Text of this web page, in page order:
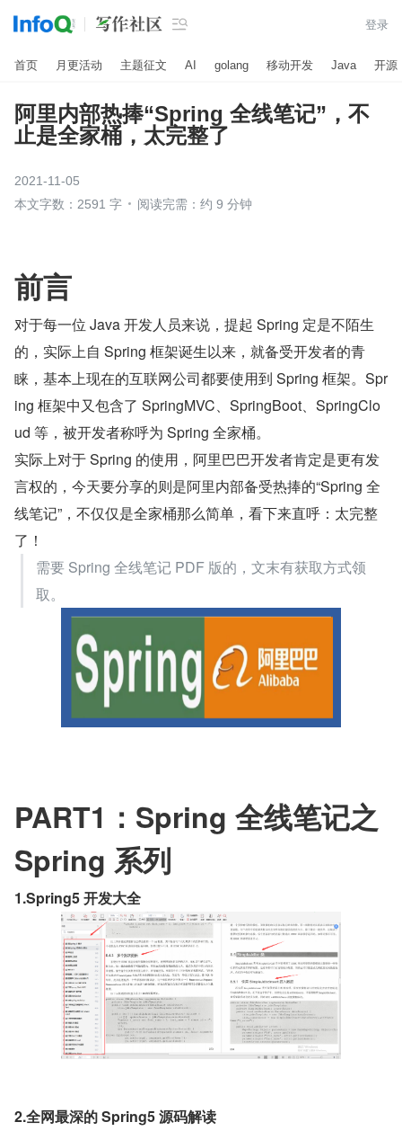
 登录
首页 月更活动 主题征文 AI golang 移动开发 Java 开源
阿里内部热捧“Spring 全线笔记”，不
止是全家桶，太完整了
2021-11-05
本文字数：2591 字
阅读完需：约 9 分钟
前言
对于每一位 Java 开发人员来说，提起 Spring 定是不陌生
的，实际上自 Spring 框架诞生以来，就备受开发者的青
睐，基本上现在的互联网公司都要使用到 Spring 框架。Spr
ing 框架中又包含了 SpringMVC、SpringBoot、SpringClo
ud 等，被开发者称呼为 Spring 全家桶。
实际上对于 Spring 的使用，阿里巴巴开发者肯定是更有发
言权的，今天要分享的则是阿里内部备受热捧的“Spring 全
线笔记”，不仅仅是全家桶那么简单，看下来直呼：太完整
了！
需要 Spring 全线笔记 PDF 版的，文末有获取方式领
取。
PART1：Spring 全线笔记之
Spring 系列
1.Spring5 开发大全
2.全网最深的 Spring5 源码解读